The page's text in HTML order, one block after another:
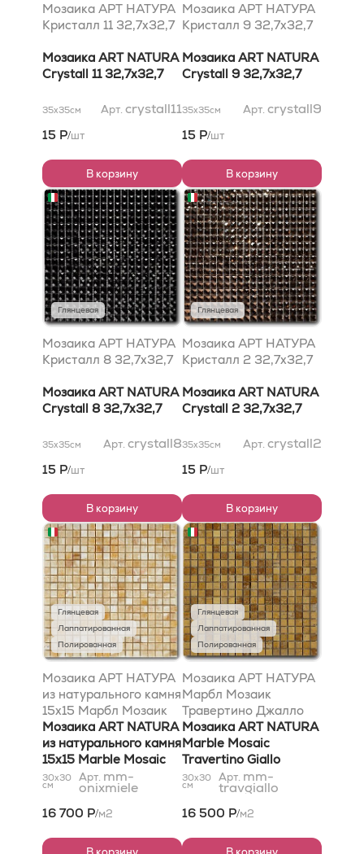
Мозаика АРТ НАТУРА
Кристалл 11 32,7x32,7
Мозаика ART NATURA
Crystall 11 32,7x32,7
35x35см Арт. crystall11
15 Р/шт
В корзину
Мозаика АРТ НАТУРА
Кристалл 9 32,7x32,7
Мозаика ART NATURA
Crystall 9 32,7x32,7
35x35см Арт. crystall9
15 Р/шт
В корзину
Глянцевая
Мозаика АРТ НАТУРА
Кристалл 8 32,7x32,7
Мозаика ART NATURA
Crystall 8 32,7x32,7
35x35см Арт. crystall8
15 Р/шт
В корзину
Глянцевая
Мозаика АРТ НАТУРА
Кристалл 2 32,7x32,7
Мозаика ART NATURA
Crystall 2 32,7x32,7
35x35см Арт. crystall2
15 Р/шт
В корзину
Глянцевая
Лаппатированная
Полированная
Мозаика АРТ НАТУРА
из натурального камня
15x15 Марбл Мозаик
Оникс Мьеле
305x305
Мозаика ART NATURA
из натурального камня
15x15 Marble Mosaic
Onix Miele 305x305
30x30
см
Арт. mm-
onixmiele
16 700 Р/м2
Глянцевая
Лаппатированная
Полированная
Мозаика АРТ НАТУРА
Марбл Мозаик
Травертино Джалло
30,5x30,5
Мозаика ART NATURA
Marble Mosaic
Travertino Giallo
30,5x30,5
30x30
см
Арт. mm-
travgiallo
16 500 Р/м2